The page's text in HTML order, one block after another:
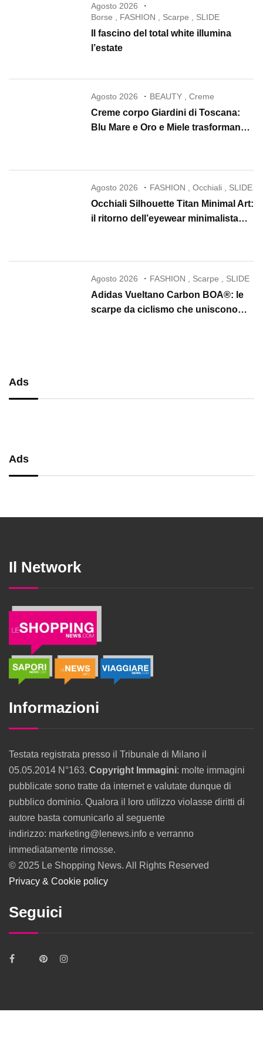
Agosto 2026
Borse
FASHION Scarpe SLIDE
Il fascino del total white illumina
l’estate
Agosto 2026 BEAUTY ,Creme
Creme corpo Giardini di Toscana:
Blu Mare e Oro e Miele trasformano
Agosto 2026 FASHION ,Occhiali SLIDE
Occhiali Silhouette Titan Minimal Art:
il ritorno dell’eyewear minimalista
Agosto 2026 FASHION Scarpe SLIDE
Adidas Vueltano Carbon BOA®: le
scarpe da ciclismo che uniscono
Ads
Ads
Il Network
Informazioni
Testata registrata presso il Tribunale di Milano il
05.05.2014 N°163. Copyright Immagini: molte immagini
pubblicate sono tratte da internet e valutate dunque di
pubblico dominio. Qualora il loro utilizzo violasse diritti di
autore basta comunicarlo al seguente
indirizzo: marketing@lenews.info e verranno
immediatamente rimosse.
© 2025 Le Shopping News. All Rights Reserved
Privacy & Cookie policy
Seguici